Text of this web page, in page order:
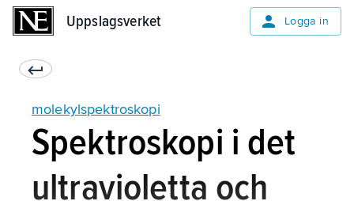
Uppslagsverket Logga in
molekylspektroskopi
Spektroskopi i det
ultravioletta och